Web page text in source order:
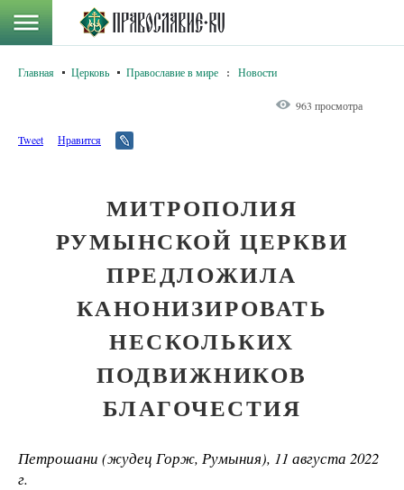
Главная Церковь Православие в мире : Новости
963 просмотра
Tweet Нравится
МИТРОПОЛИЯ
РУМЫНСКОЙ ЦЕРКВИ
ПРЕДЛОЖИЛА
КАНОНИЗИРОВАТЬ
НЕСКОЛЬКИХ
ПОДВИЖНИКОВ
БЛАГОЧЕСТИЯ
Петрошани (жудец Горж, Румыния), 11 августа 2022
г.